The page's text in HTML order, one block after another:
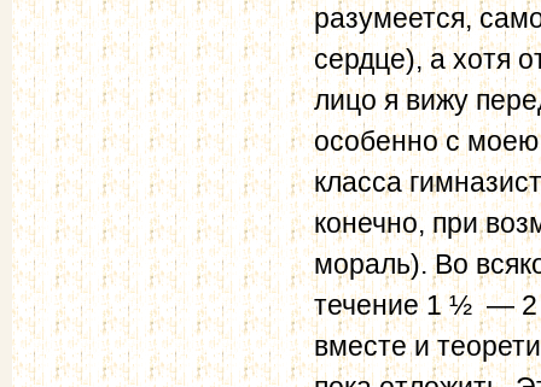
разумеется,
сердце), а хотя
лицо я вижу
особенно с
класса
конечно, при
мораль). Во
течение 1 ½ — 2
вместе и